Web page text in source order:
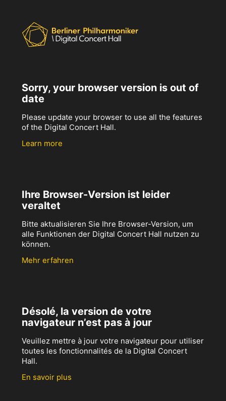
Sorry, your browser version is out of
date
Please update your browser to use all the features
of the Digital Concert Hall.
Learn more
Ihre Browser-Version ist leider
veraltet
Bitte aktualisieren Sie Ihre Browser-Version, um
alle Funktionen der Digital Concert Hall nutzen zu
können.
Mehr erfahren
Désolé, la version de votre
navigateur n’est pas à jour
Veuillez mettre à jour votre navigateur pour utiliser
toutes les fonctionnalités de la Digital Concert
Hall.
En savoir plus